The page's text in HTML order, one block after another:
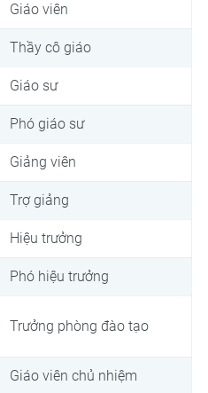
Giáo viên
Thầy cô giáo
Giáo sư
Phó giáo sư
Giảng viên
Trợ giảng
Hiệu trưởng
Phó hiệu trưởng
Trưởng phòng đào tạo
Giáo viên chủ nhiệm